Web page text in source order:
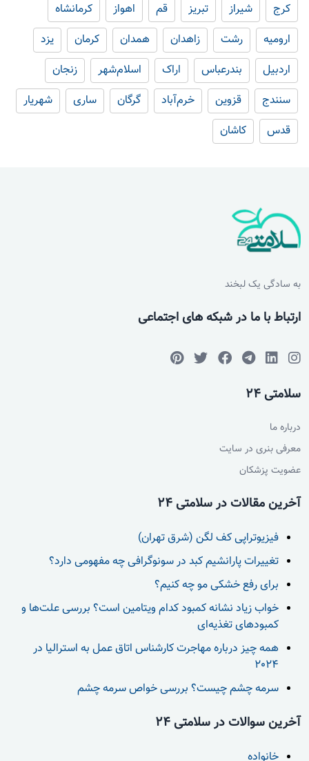
کرج
شیراز تبریز قم اهواز
کرمانشاه
ارومیه
رشت زاهدان همدان کرمان
یزد
اردبیل
بندرعباس اراک اسلام‌شهر
زنجان
سنندج
قزوین خرم‌آباد گرگان ساری
شهریار
قدس
کاشان
به سادگی یک لبخند
ارتباط با ما در شبکه های اجتماعی
سلامتی 24
درباره ما
معرفی بنری در سایت
عضویت پزشکان
آخرین مقالات در سلامتی 24
فیزیوتراپی کف لگن (شرق تهران)
تغییرات پارانشیم کبد در سونوگرافی چه مفهومی دارد؟
برای رفع خشکی مو چه کنیم؟
خواب زیاد نشانه کمبود کدام ویتامین است؟ بررسی علت‌ها و
کمبودهای تغذیه‌ای
همه چیز درباره مهاجرت کارشناس اتاق عمل به استرالیا در
2024
سرمه چشم چیست؟ بررسی خواص سرمه چشم
آخرین سوالات در سلامتی 24
خانواده